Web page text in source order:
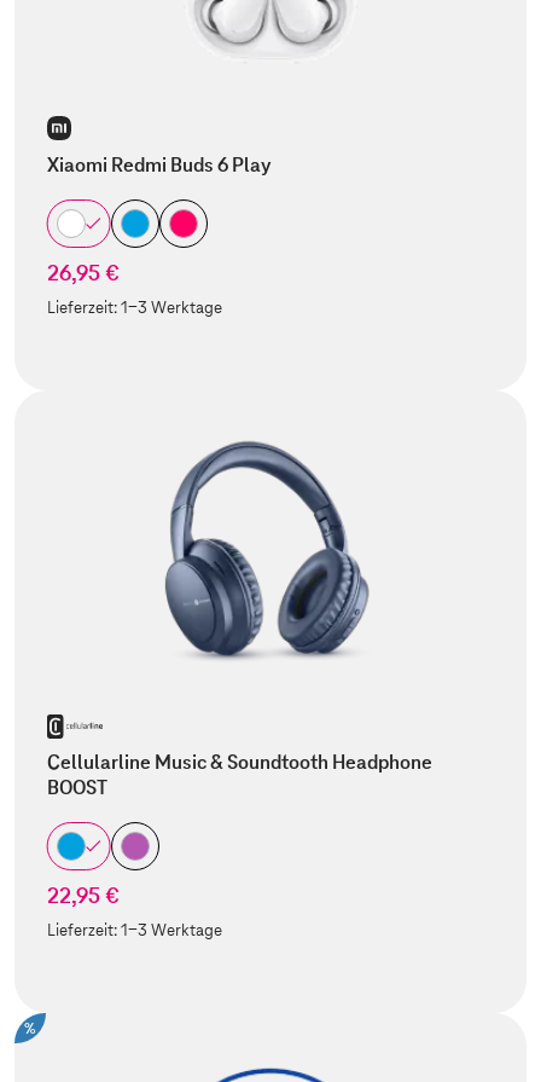
Xiaomi Redmi Buds 6 Play
26,95 €
Lieferzeit:1-3 Werktage
Cellularline Music & Soundtooth Headphone
BOOST
22,95 €
Lieferzeit:1-3 Werktage
%